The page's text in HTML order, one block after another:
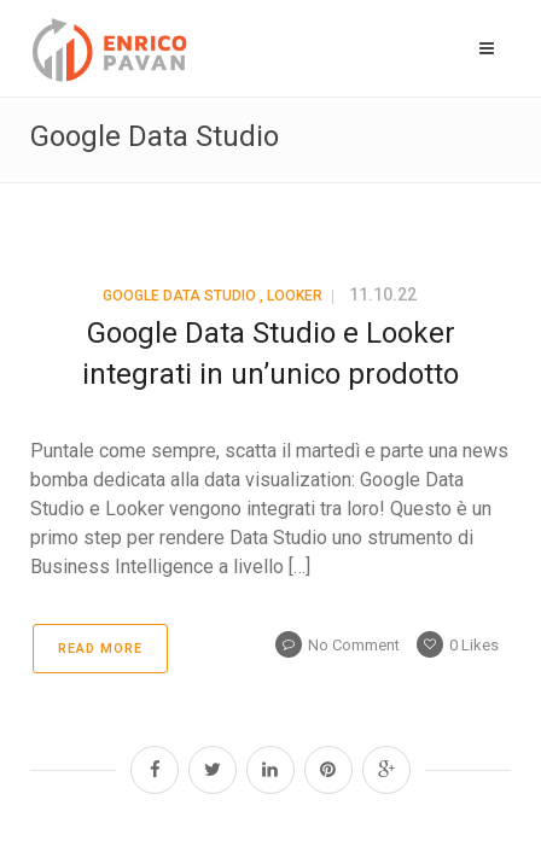
Google Data Studio
GOOGLE DATA STUDIO , LOOKER 11.10.22
Google Data Studio e Looker
integrati in un’unico prodotto
Puntale come sempre, scatta il martedì e parte una news
bomba dedicata alla data visualization: Google Data
Studio e Looker vengono integrati tra loro! Questo è un
primo step per rendere Data Studio uno strumento di
Business Intelligence a livello […]
READ MORE No Comment 0 Likes